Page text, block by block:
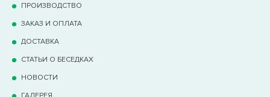
ПРОИЗВОДСТВО
ЗАКАЗ И ОПЛАТА
ДОСТАВКА
СТАТЬИ О БЕСЕДКАХ
НОВОСТИ
ГАЛЕРЕЯ